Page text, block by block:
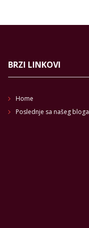
BRZI LINKOVI
Home
Poslednje sa našeg bloga